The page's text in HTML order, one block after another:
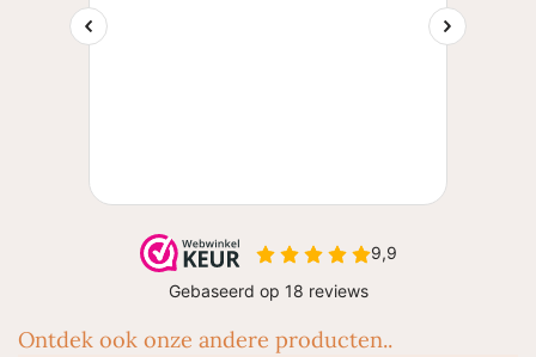
Ontdek ook onze andere producten..